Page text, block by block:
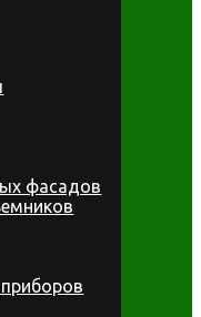
фасадов